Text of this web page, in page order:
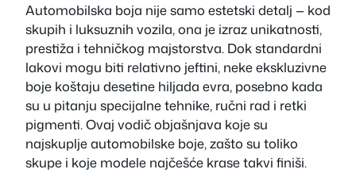
Automobilska boja nije samo estetski detalj — kod
skupih i luksuznih vozila, ona je izraz unikatnosti,
prestiža i tehničkog majstorstva. Dok standardni
lakovi mogu biti relativno jeftini, neke ekskluzivne
boje koštaju desetine hiljada evra, posebno kada
su u pitanju specijalne tehnike, ručni rad i retki
pigmenti. Ovaj vodič objašnjava koje su
najskuplje automobilske boje, zašto su toliko
skupe i koje modele najčešće krase takvi finiši.